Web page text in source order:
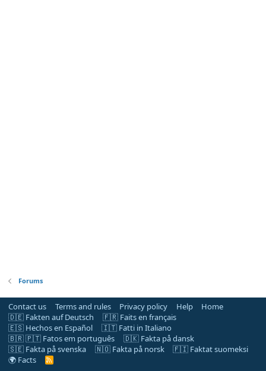
Forums
Contact us Terms and rules Privacy policy Help
Home
🇩🇪 Fakten auf Deutsch
🇫🇷 Faits en français
🇪🇸 Hechos en Español
🇮🇹 Fatti in Italiano
🇧🇷 🇵🇹 Fatos em português
🇩🇰 Fakta på dansk
🇸🇪 Fakta på svenska
🇳🇴 Fakta på norsk
🇫🇮 Faktat suomeksi
🌍 Facts
R